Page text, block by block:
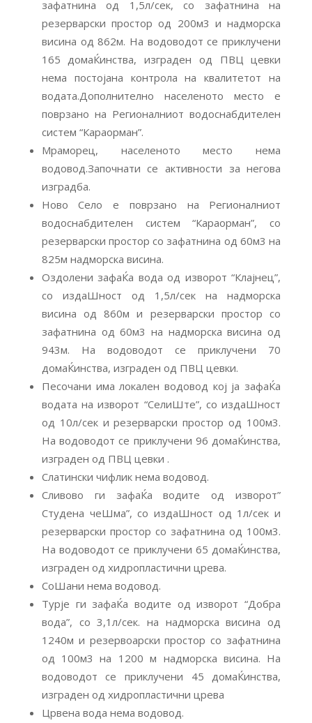
зафатнина од 1,5л/сек, со зафатнина на
резерварски простор од 200м3 и надморска
висина од 862м. На водоводот се приклучени
165 домаЌинства, изграден од ПВЦ цевки
нема постојана контрола на квалитетот на
водата.Дополнително населеното место е
поврзано на Регионалниот водоснабдителен
систем “Караорман”.
Мраморец, населеното место нема
водовод.Започнати се активности за негова
изградба.
Ново Село е поврзано на Регионалниот
водоснабдителен систем “Караорман”, со
резерварски простор со зафатнина од 60м3 на
825м надморска висина.
Оздолени зафаЌа вода од изворот “Клајнец”,
со издаШност од 1,5л/сек на надморска
висина од 860м и резерварски простор со
зафатнина од 60м3 на надморска висина од
943м. На водоводот се приклучени 70
домаЌинства, изграден од ПВЦ цевки.
Песочани има локален водовод кој ја зафаЌа
водата на изворот “СелиШте”, со издаШност
од 10л/сек и резерварски простор од 100м3.
На водоводот се приклучени 96 домаЌинства,
изграден од ПВЦ цевки .
Слатински чифлик нема водовод.
Сливово ги зафаЌа водите од изворот”
Студена чеШма”, со издаШност од 1л/сек и
резерварски простор со зафатнина од 100м3.
На водоводот се приклучени 65 домаЌинства,
изграден од хидропластични црева.
СоШани нема водовод.
Турје ги зафаЌа водите од изворот “Добра
вода”, со 3,1л/сек. на надморска висина од
1240м и резервоарски простор со зафатнина
од 100м3 на 1200 м надморска висина. На
водоводот се приклучени 45 домаЌинства,
изграден од хидропластични црева
Црвена вода нема водовод.